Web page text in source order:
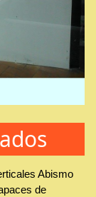
Abismo
de